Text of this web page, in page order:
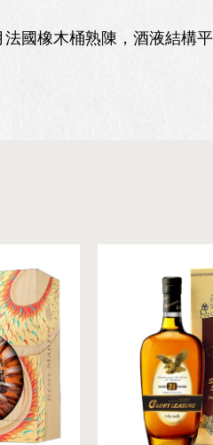
國橡木桶熟陳，酒液結構